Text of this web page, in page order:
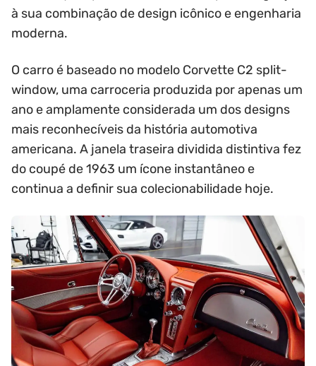
à sua combinação de design icônico e engenharia
moderna.
O carro é baseado no modelo Corvette C2 split-
window, uma carroceria produzida por apenas um
ano e amplamente considerada um dos designs
mais reconhecíveis da história automotiva
americana. A janela traseira dividida distintiva fez
do coupé de 1963 um ícone instantâneo e
continua a definir sua colecionabilidade hoje.